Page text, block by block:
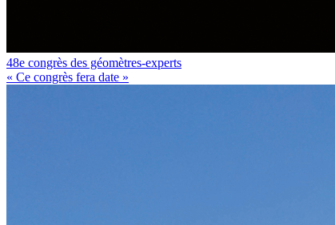
48e congrès des géomètres-experts
« Ce congrès fera date »